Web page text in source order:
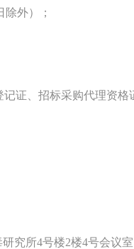
除外）；
证、招标采购代理资格
研究所4号楼2楼4号会议室